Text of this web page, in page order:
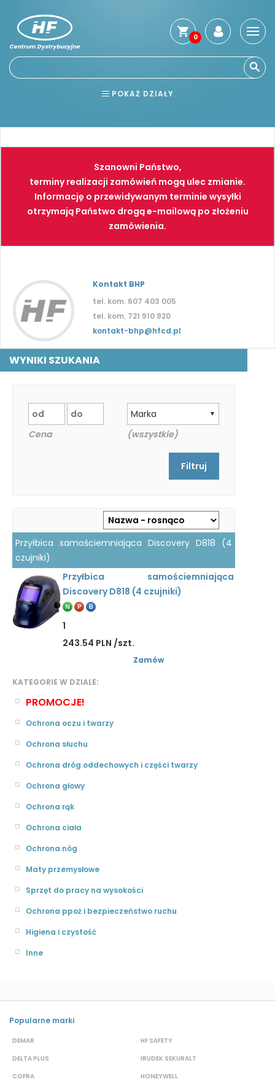
Centrum Dystrybucyjne
0
POKAŻ DZIAŁY
NARZĘDZIA SPAWALNICTWO
FARBY PNEUMATYKA
Szanowni Państwo,
terminy realizacji zamówień mogą ulec zmianie.
Informację o przewidywanym terminie wysyłki
otrzymają Państwo drogą e-mailową po złożeniu
zamówienia.
Kontakt BHP
tel. kom. 607 403 005
tel. kom. 721 910 920
kontakt-bhp@hfcd.pl
WYNIKI SZUKANIA
KATEGORIE W DZIALE:
PROMOCJE!
Ochrona oczu i twarzy
Ochrona słuchu
Ochrona dróg oddechowych i części twarzy
Ochrona głowy
Ochrona rąk
Ochrona ciała
Ochrona nóg
Maty przemysłowe
Sprzęt do pracy na wysokości
Ochrona ppoż i bezpieczeństwo ruchu
Higiena i czystość
Inne
Cena
▼
Marka
(wszystkie)
Przyłbica samościemniająca Discovery D818 (4
czujniki)
Przyłbica samościemniająca
Discovery D818 (4 czujniki)
1
243.54 PLN /szt.
Zamów
Popularne marki
DEMAR
DELTA PLUS
COFRA
HF SAFETY
IRUDEK SEKURALT
HONEYWELL